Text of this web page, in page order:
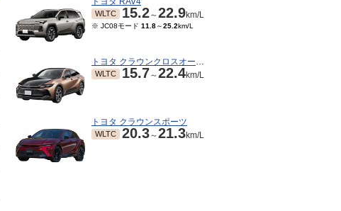
WLTC 15.2～22.9km/L
※ JC08モード 11.8～25.2km/L
トヨタ クラウンクロスオーバー
WLTC 15.7～22.4km/L
トヨタ クラウンスポーツ
WLTC 20.3～21.3km/L